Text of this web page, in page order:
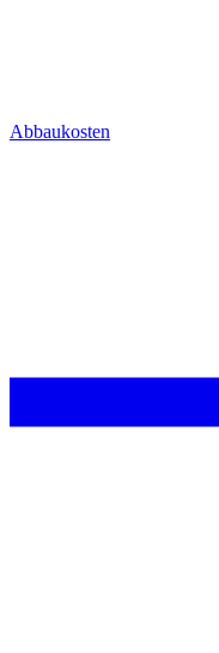
Abbaukosten